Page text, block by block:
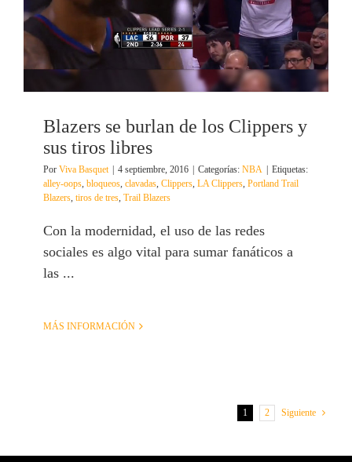
Blazers se burlan de los Clippers y
sus tiros libres
Por Viva Basquet 4 septiembre, 2016 Categorías: NBA
Etiquetas:
alley-oops, bloqueos, clavadas, Clippers, LA Clippers, Portland Trail
Blazers, tiros de tres, Trail Blazers
Con la modernidad, el uso de las redes
sociales es algo vital para sumar fanáticos a
las ...
MÁS INFORMACIÓN
1 2 Siguiente